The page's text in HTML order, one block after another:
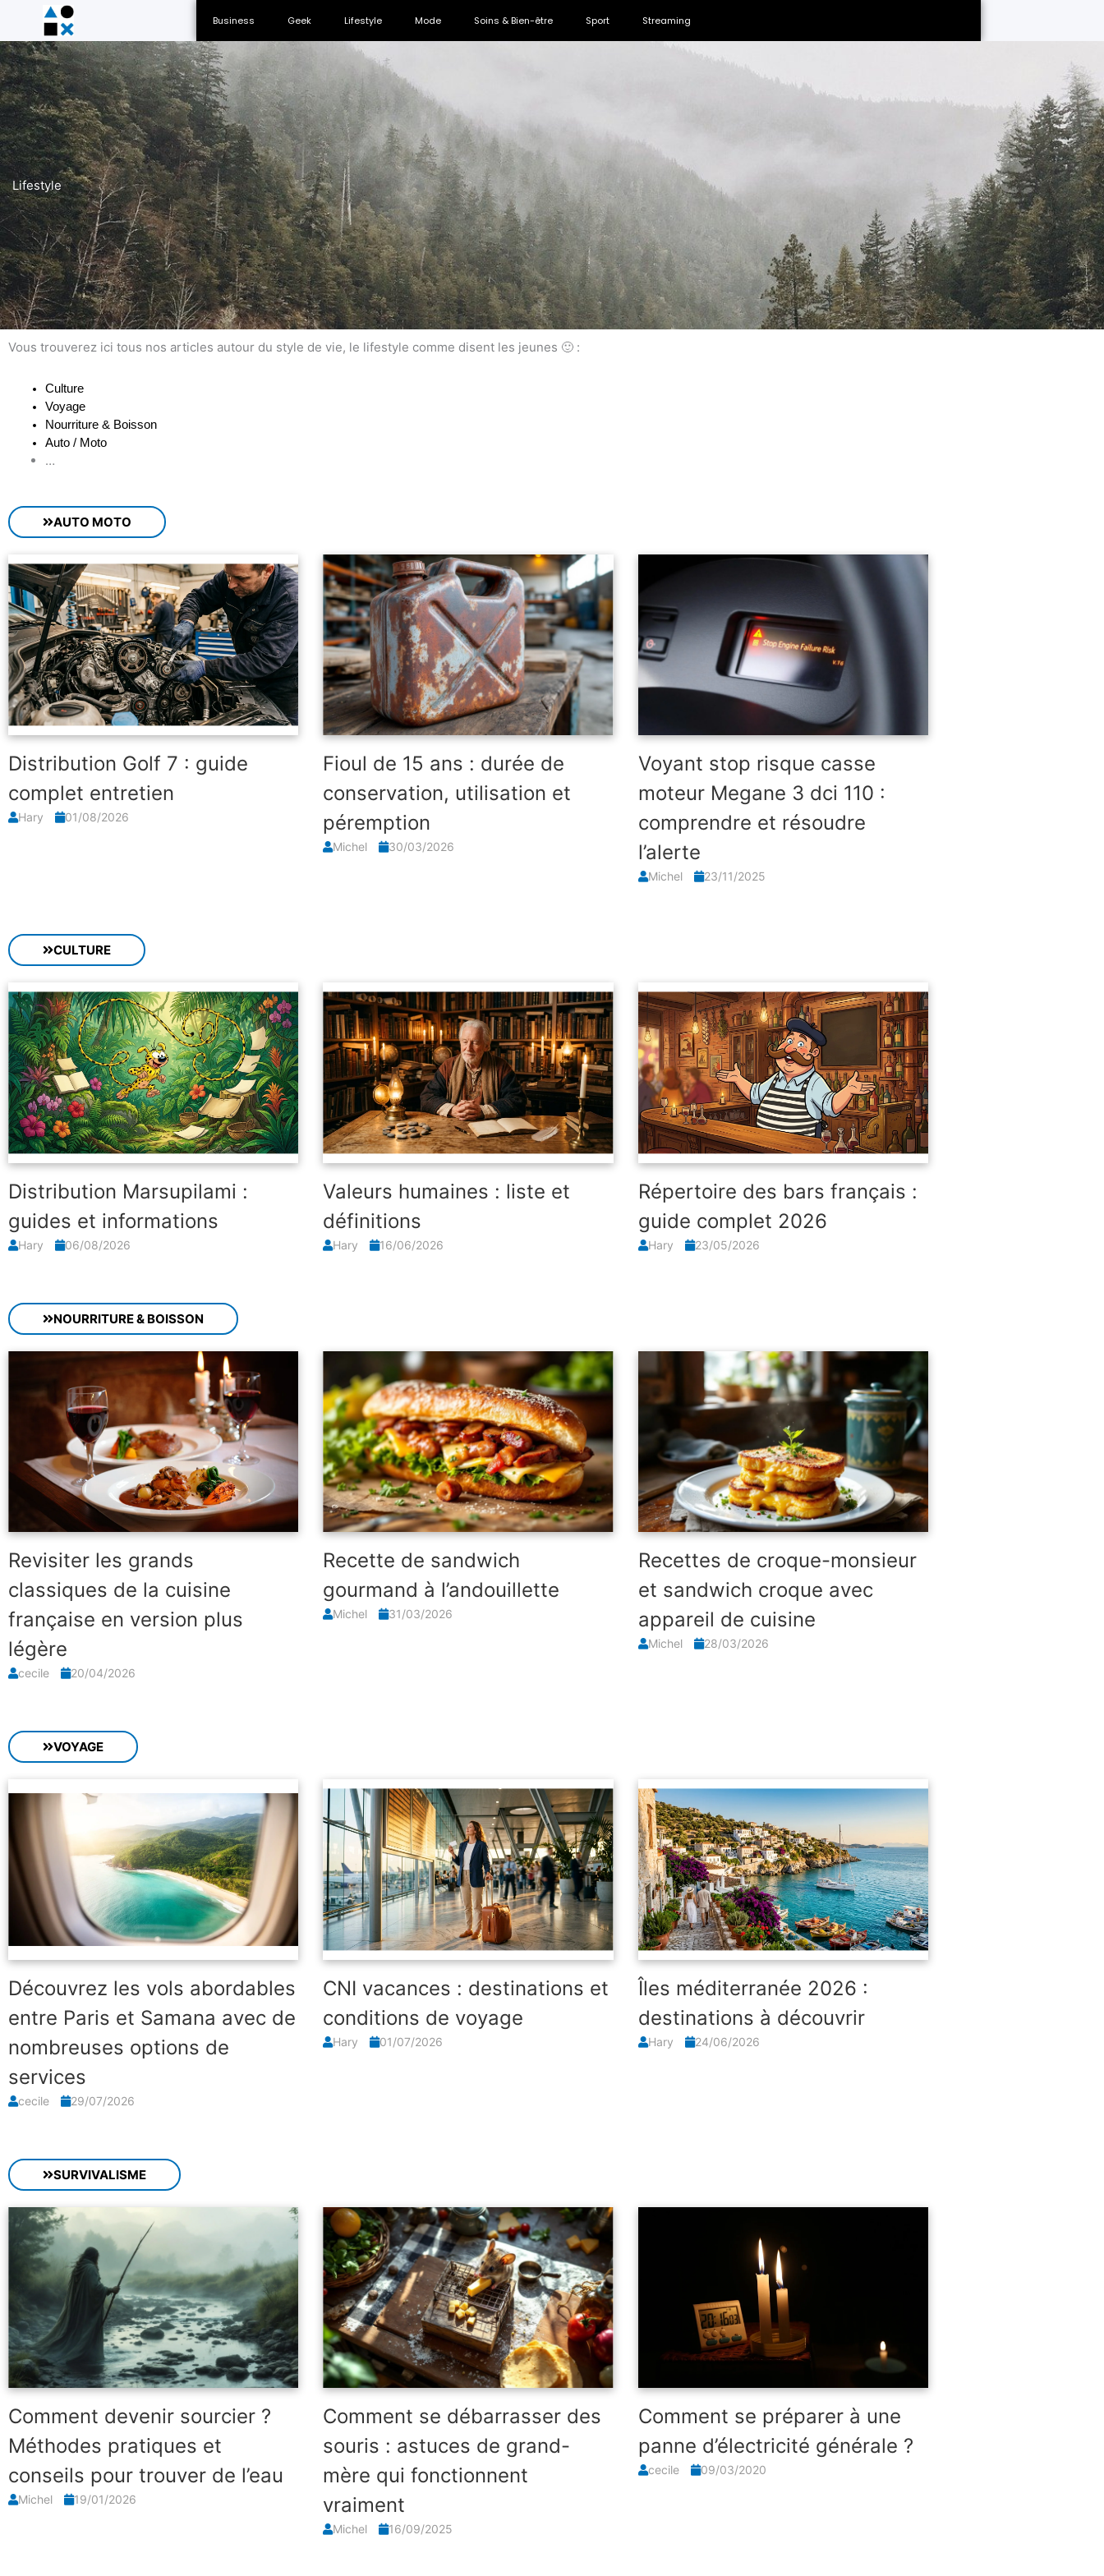
Business Geek Lifestyle Mode Soins & Bien-être Sport Streaming
Lifestyle
Vous trouverez ici tous nos articles autour du style de vie, le lifestyle comme disent les jeunes 🙂 :
Culture
Voyage
Nourriture & Boisson
Auto / Moto
…
AUTO MOTO
Distribution Golf 7 : guide
complet entretien
Hary 01/08/2026
Fioul de 15 ans : durée de
conservation, utilisation et
péremption
Michel 30/03/2026
Voyant stop risque casse
moteur Megane 3 dci 110 :
comprendre et résoudre
l’alerte
Michel 23/11/2025
CULTURE
Distribution Marsupilami :
guides et informations
Hary 06/08/2026
Valeurs humaines : liste et
définitions
Hary 16/06/2026
Répertoire des bars français :
guide complet 2026
Hary 23/05/2026
NOURRITURE & BOISSON
Revisiter les grands
classiques de la cuisine
française en version plus
légère
cecile 20/04/2026
Recette de sandwich
gourmand à l’andouillette
Michel 31/03/2026
Recettes de croque-monsieur
et sandwich croque avec
appareil de cuisine
Michel 28/03/2026
VOYAGE
Découvrez les vols abordables
entre Paris et Samana avec de
nombreuses options de
services
cecile 29/07/2026
CNI vacances : destinations et
conditions de voyage
Hary 01/07/2026
Îles méditerranée 2026 :
destinations à découvrir
Hary 24/06/2026
SURVIVALISME
Comment devenir sourcier ?
Méthodes pratiques et
conseils pour trouver de l’eau
Michel 19/01/2026
Comment se débarrasser des
souris : astuces de grand-
mère qui fonctionnent
vraiment
Michel 16/09/2025
Comment se préparer à une
panne d’électricité générale ?
cecile 09/03/2020